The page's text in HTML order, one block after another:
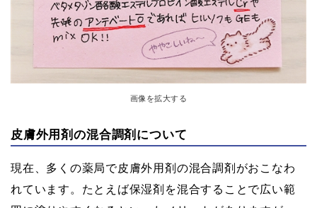
画像を拡大する
皮膚外用剤の混合調剤について
現在、多くの薬局で皮膚外用剤の混合調剤がおこなわ
れています。たとえば保湿剤を混合することで広い範